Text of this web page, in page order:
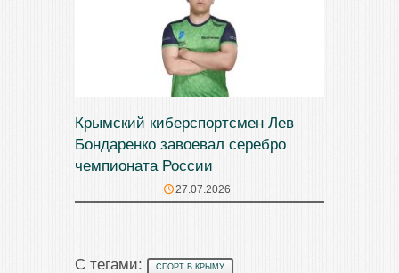
Крымский киберспортсмен Лев
Бондаренко завоевал серебро
чемпионата России
27.07.2026
С тегами: СПОРТ В КРЫМУ